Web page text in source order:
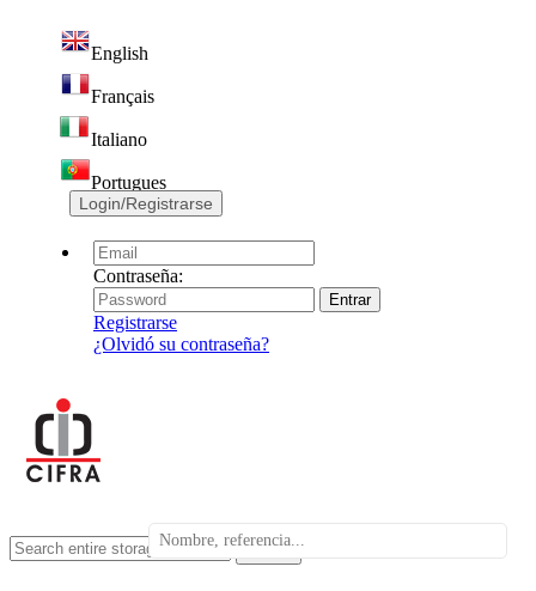
English
Français
Italiano
Portugues
Login/Registrarse
Contraseña:
Registrarse
¿Olvidó su contraseña?
search